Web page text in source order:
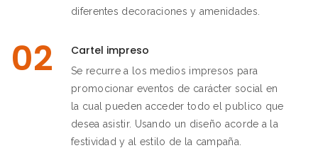
diferentes decoraciones y amenidades.
02 Cartel impreso
Se recurre a los medios impresos para
promocionar eventos de carácter social en
la cual pueden acceder todo el publico que
desea asistir. Usando un diseño acorde a la
festividad y al estilo de la campaña.